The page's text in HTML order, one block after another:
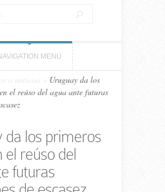
MENU
o noticias
Uruguay da los
el reúso del agua ante futuras
da los primeros
el reúso del
futuras